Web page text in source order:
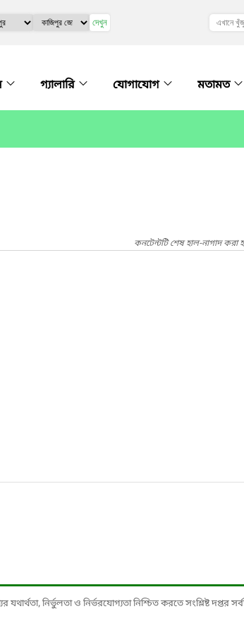
দেখুন
গ্যালারি যোগাযোগ মতামত
কনটেন্টটি শেষ হাল-নাগাদ
নির্ভুলতা ও নির্ভরযোগ্যতা নিশ্চিত করতে সংশ্লিষ্ট দপ্তর